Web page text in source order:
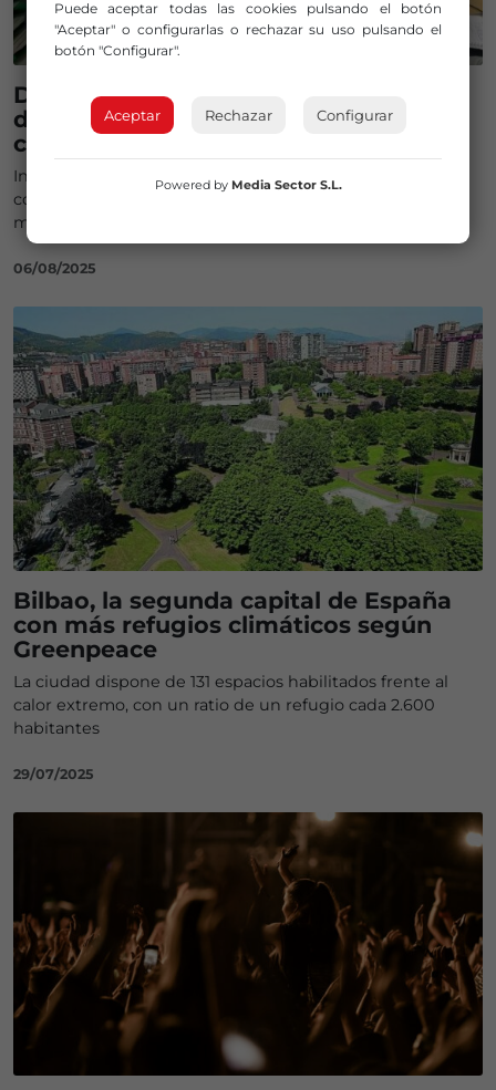
Detenidos dos hombres por grabar y
difundir imágenes sexuales sin
consentimiento de 27 mujeres
Instalaron sistemas ocultos de videovigilancia y
compartieron el contenido en grupos cerrados de
mensajería
06/08/2025
Bilbao, la segunda capital de España
con más refugios climáticos según
Greenpeace
La ciudad dispone de 131 espacios habilitados frente al
calor extremo, con un ratio de un refugio cada 2.600
habitantes
29/07/2025
Puede aceptar todas las cookies pulsando el botón
"Aceptar" o configurarlas o rechazar su uso pulsando el
botón "Configurar".
Aceptar Rechazar Configurar
Powered by Media Sector S.L.